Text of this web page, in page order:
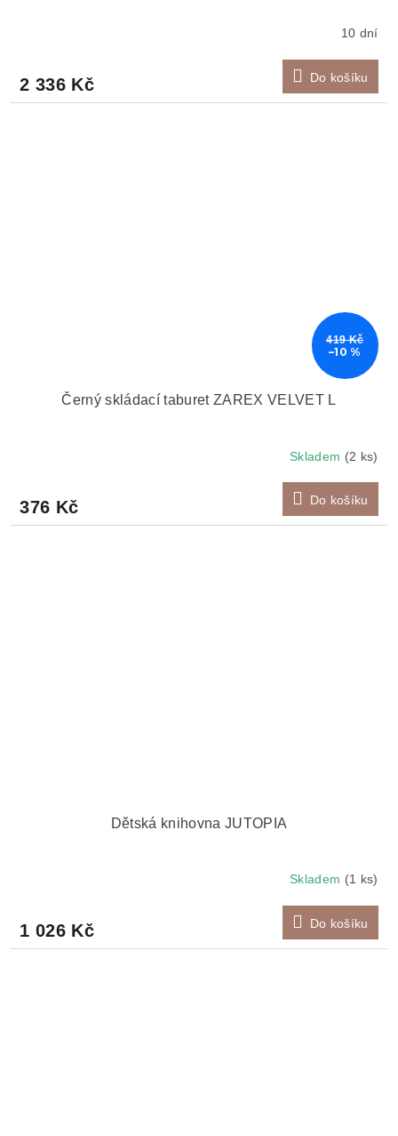
10 dní
2 336 Kč Do košíku
419 Kč
–10 %
Černý skládací taburet ZAREX VELVET L
Skladem (2 ks)
376 Kč Do košíku
Dětská knihovna JUTOPIA
Skladem (1 ks)
1 026 Kč Do košíku